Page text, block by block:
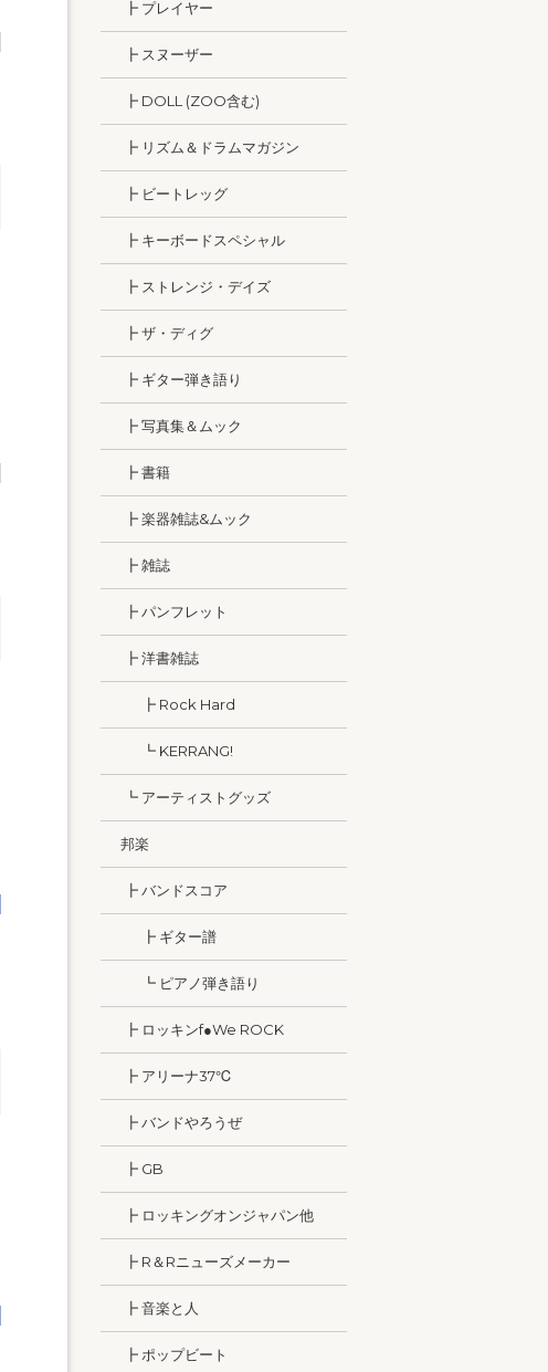
┣ プレイヤー
┣ スヌーザー
┣ DOLL (ZOO含む)
┣ リズム＆ドラムマガジン
┣ ビートレッグ
┣ キーボードスペシャル
┣ ストレンジ・デイズ
┣ ザ・ディグ
┣ ギター弾き語り
┣ 写真集＆ムック
┣ 書籍
┣ 楽器雑誌&ムック
┣ 雑誌
┣ パンフレット
┣ 洋書雑誌
┣ Rock Hard
┗ KERRANG!
┗ アーティストグッズ
邦楽
┣ バンドスコア
┣ ギター譜
┗ ピアノ弾き語り
┣ ロッキンf●We ROCK
┣ アリーナ37℃
┣ バンドやろうぜ
┣ GB
┣ ロッキングオンジャパン他
┣ R＆Rニューズメーカー
┣ 音楽と人
┣ ポップビート